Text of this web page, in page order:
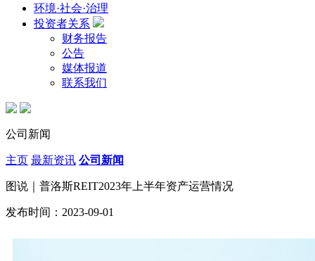
环境·社会·治理
投资者关系
财务报告
公告
媒体报道
联系我们
公司新闻
主页 最新资讯 公司新闻
图说｜普洛斯REIT2023年上半年资产运营情况
发布时间：2023-09-01